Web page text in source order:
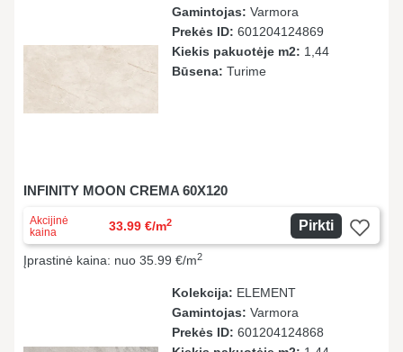
Gamintojas: Varmora
Prekės ID: 601204124869
Kiekis pakuotėje m2: 1,44
Būsena: Turime
INFINITY MOON CREMA 60X120
Akcijinė
kaina
33.99 €/m2 Pirkti
Įprastinė kaina: nuo 35.99 €/m2
Kolekcija: ELEMENT
Gamintojas: Varmora
Prekės ID: 601204124868